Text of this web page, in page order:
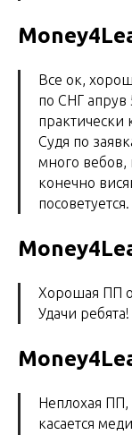
Все ок,
по СНГ апрув
практически
Судя по
много вебов,
конечно
Хорошая ПП
Удачи ребята!
Неплохая ПП,
касается